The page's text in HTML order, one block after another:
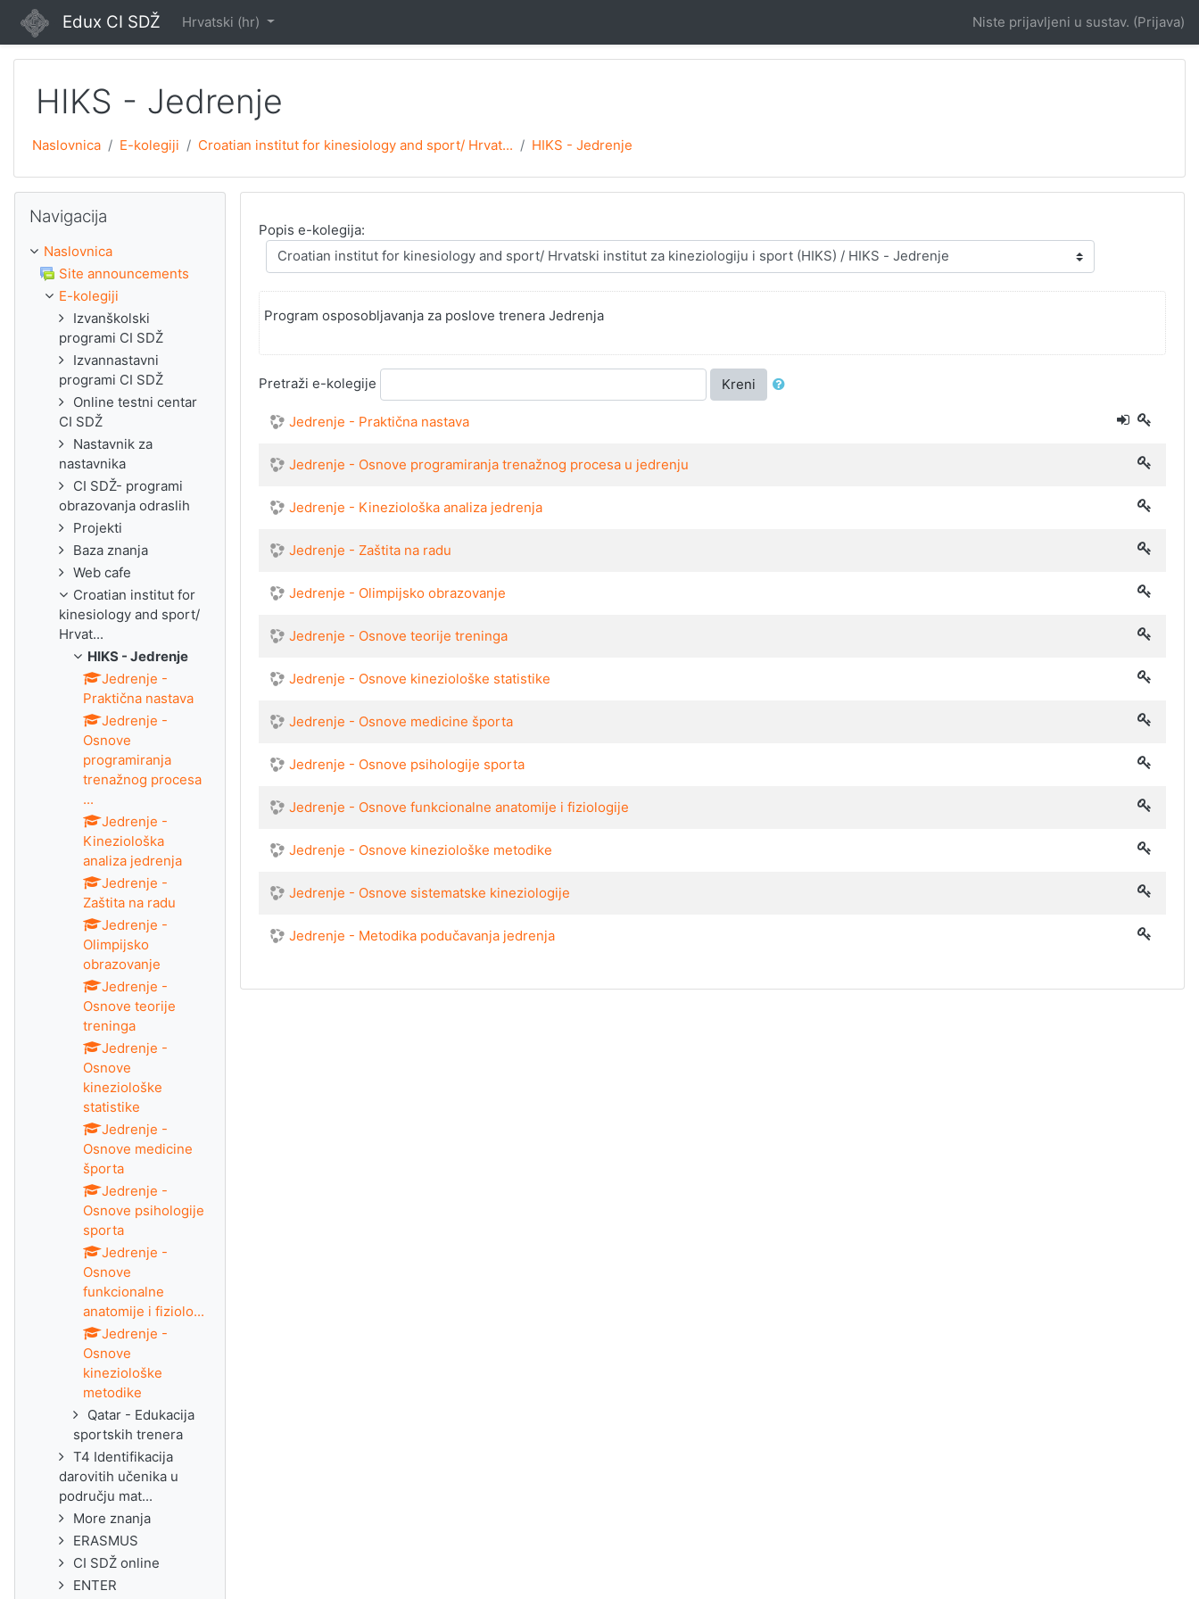
Preskoči na sadržaj
Edux CI SDŽ Hrvatski ‎(hr)‎ Niste prijavljeni u sustav. (Prijava)
HIKS - Jedrenje
Naslovnica E-kolegiji Croatian institut for kinesiology and sport/ Hrvat... HIKS - Jedrenje
Popis e-kolegija:
Program osposobljavanja za poslove trenera Jedrenja
Pretraži e-kolegije Kreni
Jedrenje - Praktična nastava
Jedrenje - Osnove programiranja trenažnog procesa u jedrenju
Jedrenje - Kineziološka analiza jedrenja
Jedrenje - Zaštita na radu
Jedrenje - Olimpijsko obrazovanje
Jedrenje - Osnove teorije treninga
Jedrenje - Osnove kineziološke statistike
Jedrenje - Osnove medicine športa
Jedrenje - Osnove psihologije sporta
Jedrenje - Osnove funkcionalne anatomije i fiziologije
Jedrenje - Osnove kineziološke metodike
Jedrenje - Osnove sistematske kineziologije
Jedrenje - Metodika podučavanja jedrenja
Navigacija
Naslovnica
Site announcements
E-kolegiji
Izvanškolski
programi CI SDŽ
Izvannastavni
programi CI SDŽ
Online testni centar
CI SDŽ
Nastavnik za
nastavnika
CI SDŽ- programi
obrazovanja odraslih
Projekti
Baza znanja
Web cafe
Croatian institut for
kinesiology and sport/
Hrvat...
HIKS - Jedrenje
Jedrenje -
Praktična nastava
Jedrenje -
Osnove
programiranja
trenažnog procesa
...
Jedrenje -
Kineziološka
analiza jedrenja
Jedrenje -
Zaštita na radu
Jedrenje -
Olimpijsko
obrazovanje
Jedrenje -
Osnove teorije
treninga
Jedrenje -
Osnove
kineziološke
statistike
Jedrenje -
Osnove medicine
športa
Jedrenje -
Osnove psihologije
sporta
Jedrenje -
Osnove
funkcionalne
anatomije i fiziolo...
Jedrenje -
Osnove
kineziološke
metodike
Qatar - Edukacija
sportskih trenera
T4 Identifikacija
darovitih učenika u
području mat...
More znanja
ERASMUS
CI SDŽ online
ENTER